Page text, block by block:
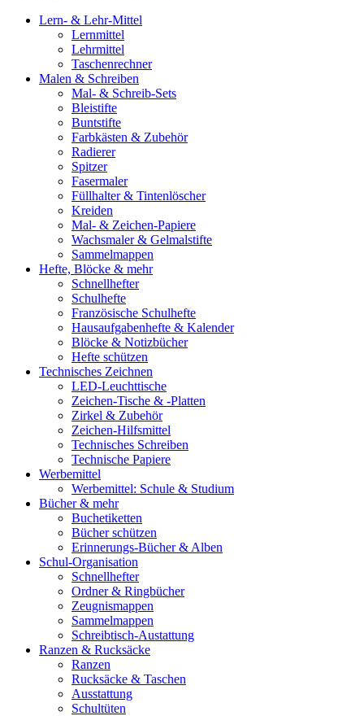
Lern- & Lehr-Mittel
Lernmittel
Lehrmittel
Taschenrechner
Malen & Schreiben
Mal- & Schreib-Sets
Bleistifte
Buntstifte
Farbkästen & Zubehör
Radierer
Spitzer
Fasermaler
Füllhalter & Tintenlöscher
Kreiden
Mal- & Zeichen-Papiere
Wachsmaler & Gelmalstifte
Sammelmappen
Hefte, Blöcke & mehr
Schnellhefter
Schulhefte
Französische Schulhefte
Hausaufgabenhefte & Kalender
Blöcke & Notizbücher
Hefte schützen
Technisches Zeichnen
LED-Leuchttische
Zeichen-Tische & -Platten
Zirkel & Zubehör
Zeichen-Hilfsmittel
Technisches Schreiben
Technische Papiere
Werbemittel
Werbemittel: Schule & Studium
Bücher & mehr
Buchetiketten
Bücher schützen
Erinnerungs-Bücher & Alben
Schul-Organisation
Schnellhefter
Ordner & Ringbücher
Zeugnismappen
Sammelmappen
Schreibtisch-Austattung
Ranzen & Rucksäcke
Ranzen
Rucksäcke & Taschen
Ausstattung
Schultüten